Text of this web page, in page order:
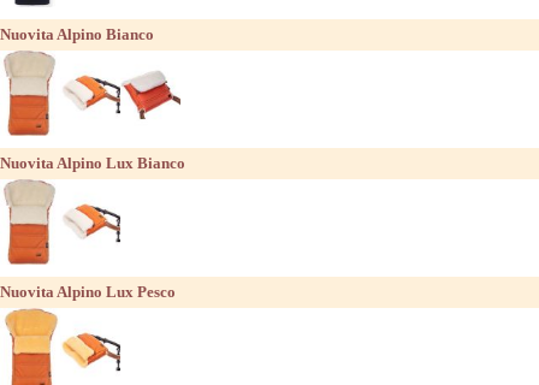
Nuovita Alpino Bianco
Nuovita Alpino Lux Bianco
Nuovita Alpino Lux Pesco